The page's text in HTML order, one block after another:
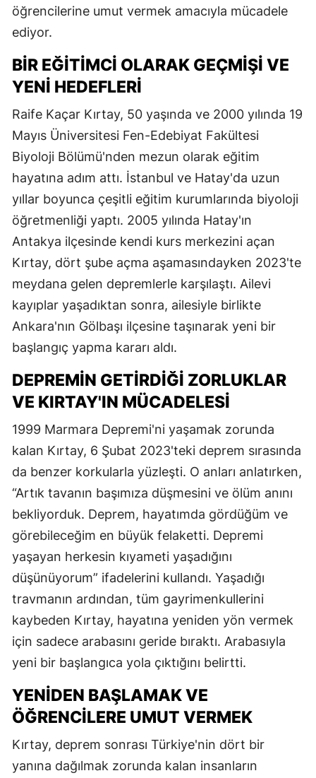
öğrencilerine umut vermek amacıyla mücadele
ediyor.
BIR EĞITIMCI OLARAK GEÇMIŞI VE
YENI HEDEFLERI
Raife Kaçar Kırtay, 50 yaşında ve 2000 yılında 19
Mayıs Üniversitesi Fen-Edebiyat Fakültesi
Biyoloji Bölümü'nden mezun olarak eğitim
hayatına adım attı. İstanbul ve Hatay'da uzun
yıllar boyunca çeşitli eğitim kurumlarında biyoloji
öğretmenliği yaptı. 2005 yılında Hatay'ın
Antakya ilçesinde kendi kurs merkezini açan
Kırtay, dört şube açma aşamasındayken 2023'te
meydana gelen depremlerle karşılaştı. Ailevi
kayıplar yaşadıktan sonra, ailesiyle birlikte
Ankara'nın Gölbaşı ilçesine taşınarak yeni bir
başlangıç yapma kararı aldı.
DEPREMIN GETIRDIĞI ZORLUKLAR
VE KIRTAY'IN MÜCADELESI
1999 Marmara Depremi'ni yaşamak zorunda
kalan Kırtay, 6 Şubat 2023'teki deprem sırasında
da benzer korkularla yüzleşti. O anları anlatırken,
“Artık tavanın başımıza düşmesini ve ölüm anını
bekliyorduk. Deprem, hayatımda gördüğüm ve
görebileceğim en büyük felaketti. Depremi
yaşayan herkesin kıyameti yaşadığını
düşünüyorum” ifadelerini kullandı. Yaşadığı
travmanın ardından, tüm gayrimenkullerini
kaybeden Kırtay, hayatına yeniden yön vermek
için sadece arabasını geride bıraktı. Arabasıyla
yeni bir başlangıca yola çıktığını belirtti.
YENIDEN BAŞLAMAK VE
ÖĞRENCILERE UMUT VERMEK
Kırtay, deprem sonrası Türkiye'nin dört bir
yanına dağılmak zorunda kalan insanların